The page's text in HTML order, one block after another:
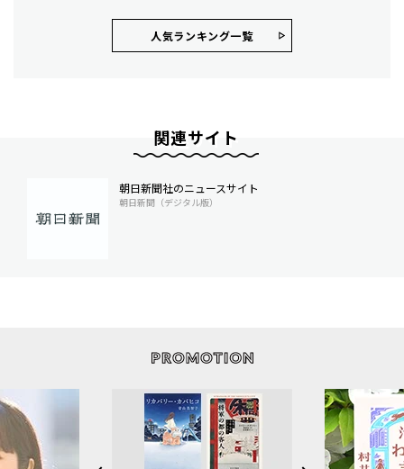
人気ランキング⼀覧
関連サイト
朝日新聞社のニュースサイト
朝日新聞（デジタル版）